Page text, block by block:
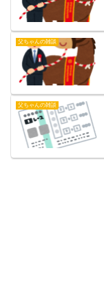
父ちゃんの雑談
父ちゃんの雑談